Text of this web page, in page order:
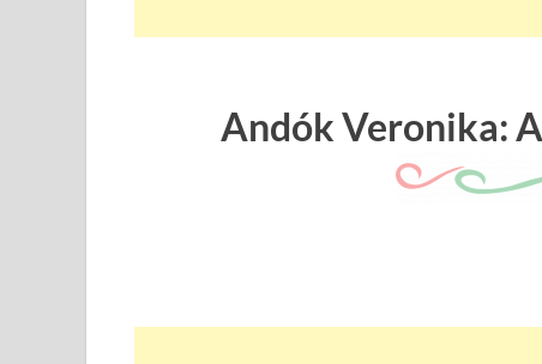
Andók Veronika: